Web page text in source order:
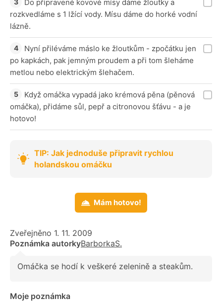
Do připravené kovové mísy dáme žloutky a
rozkvedláme s 1 lžící vody. Mísu dáme do horké vodní
lázně.
Nyní přiléváme máslo ke žloutkům - zpočátku jen
po kapkách, pak jemným proudem a při tom šleháme
metlou nebo elektrickým šlehačem.
Když omáčka vypadá jako krémová pěna (pěnová
omáčka), přidáme sůl, pepř a citronovou šťávu - a je
hotovo!
TIP: Jak jednoduše připravit rychlou
holandskou omáčku
Mám hotovo!
Zveřejněno 1. 11. 2009
Poznámka autorkyBarborkaS.
Omáčka se hodí k veškeré zelenině a steakům.
Moje poznámka